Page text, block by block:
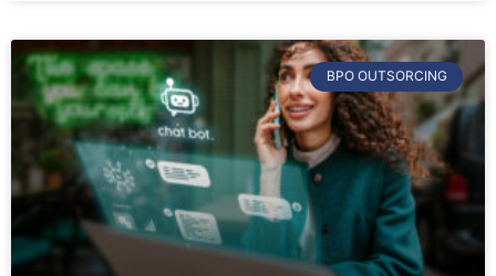
BPO OUTSORCING